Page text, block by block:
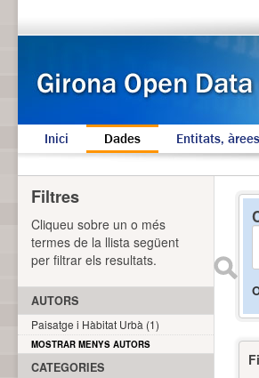
Inici Dades Entitats,
Filtres
Cliqueu sobre un o més
termes de la llista següent
per filtrar els resultats.
AUTORS
Paisatge i Hàbitat Urbà (1)
MOSTRAR MENYS AUTORS
CATEGORIES